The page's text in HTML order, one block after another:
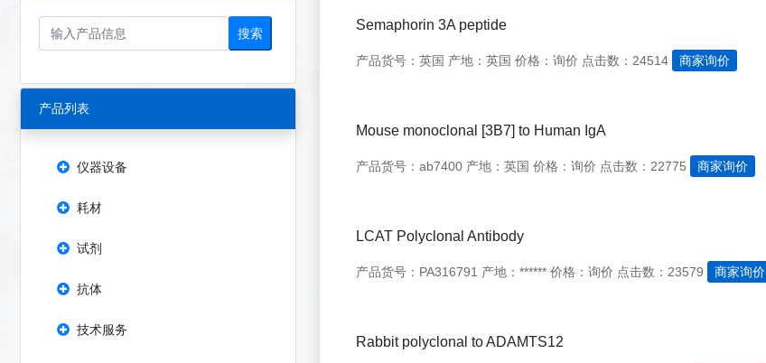
搜索
产品列表
仪器设备
耗材
试剂
抗体
技术服务
Semaphorin 3A peptide
产品货号：英国 产地：英国 价格：询价 点击数：24514 商家询价
Mouse monoclonal [3B7] to Human IgA
产品货号：ab7400 产地：英国 价格：询价 点击数：22775 商家询价
LCAT Polyclonal Antibody
产品货号：PA316791 产地：****** 价格：询价 点击数：23579 商家询价
Rabbit polyclonal to ADAMTS12